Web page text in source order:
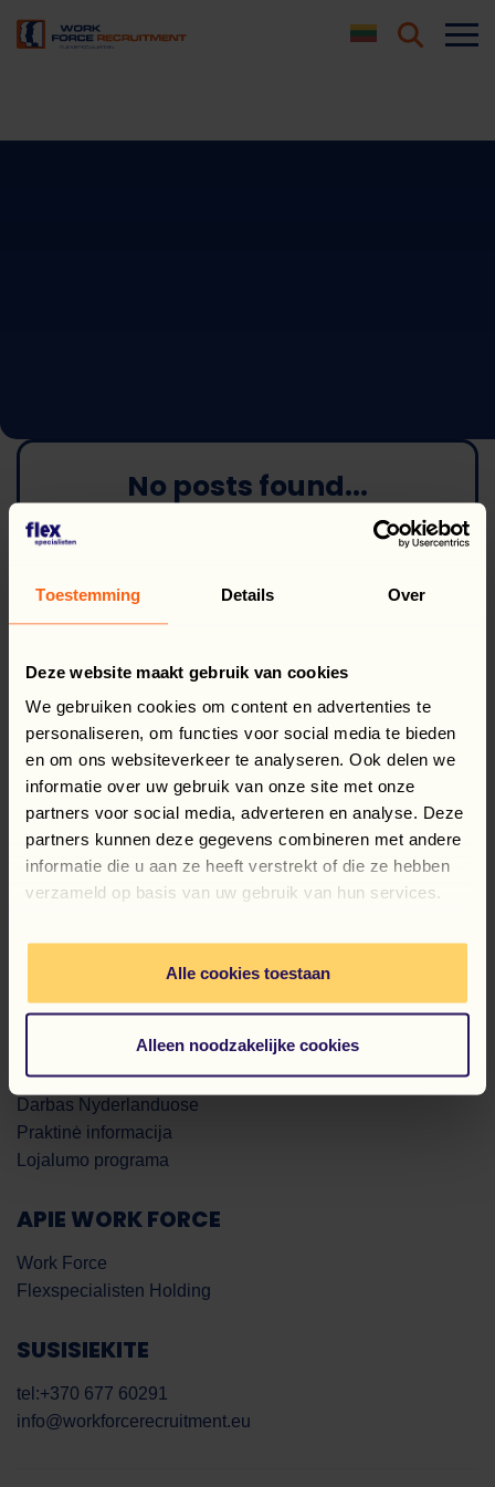
Toestemming Details Over
Deze website maakt gebruik van cookies
We gebruiken cookies om content en advertenties te
personaliseren, om functies voor social media te bieden
en om ons websiteverkeer te analyseren. Ook delen we
informatie over uw gebruik van onze site met onze
partners voor social media, adverteren en analyse. Deze
partners kunnen deze gegevens combineren met andere
informatie die u aan ze heeft verstrekt of die ze hebben
verzameld op basis van uw gebruik van hun services.
Alle cookies toestaan
Alleen noodzakelijke cookies
No posts found...
KANDIDATUI
Darbo pasiulymai
Registracija
Darbas Nyderlanduose
Praktinė informacija
Lojalumo programa
APIE WORK FORCE
Work Force
Flexspecialisten Holding
SUSISIEKITE
tel:+370 677 60291
info@workforcerecruitment.eu